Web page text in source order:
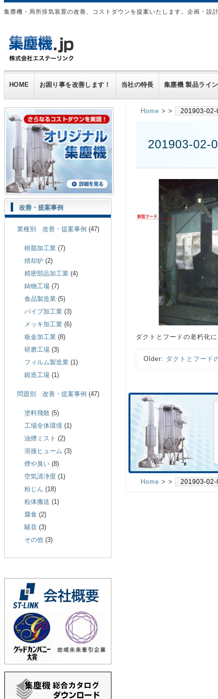
集塵機・局所排気装置の改善、コストダウンを提案いたします。企画・設
HOME お困り事を改善します！ 当社の特長 集塵機 製品ライ
Home > > 201903-02-
201903-02-
ダクトとフードの老朽化
Older: ダクトとフード
Home > > 201903-02-
改善・提案事例
業種別 改善・提案事例 (47)
樹脂加工業 (7)
焼却炉 (2)
精密部品加工業 (4)
鋳物工場 (7)
食品製造業 (5)
パイプ加工業 (3)
メッキ加工業 (6)
板金加工業 (8)
研磨工場 (3)
フィルム製造業 (1)
鍛造工場 (1)
問題別 改善・提案事例 (47)
塗料飛散 (5)
工場全体環境 (1)
油煙ミスト (2)
溶接ヒューム (3)
煙や臭い (8)
空気清浄度 (1)
粉じん (18)
粒体搬送 (1)
腐食 (2)
騒音 (3)
その他 (3)